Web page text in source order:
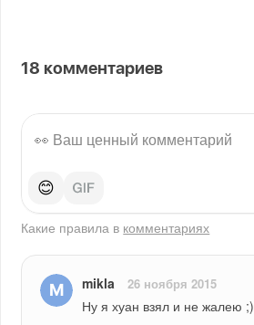
18 комментариев
😊
Какие правила в комментариях
mikla 26 ноября 2015
Ну я хуан взял и не жалею ;)